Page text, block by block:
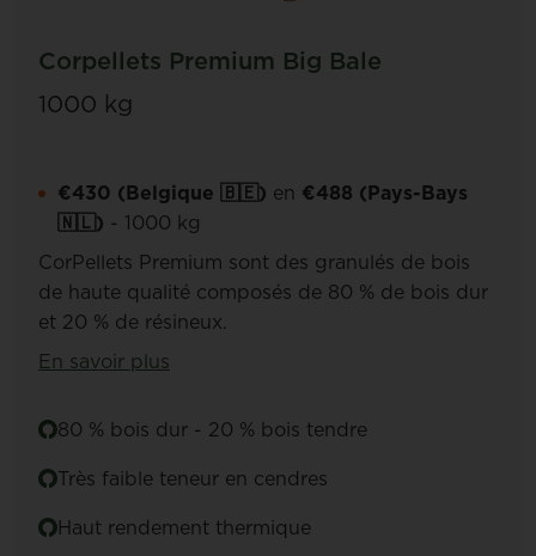
Corpellets Premium Big Bale
1000 kg
€430 (Belgique 🇧🇪) en €488 (Pays-Bays
🇳🇱) - 1000 kg
CorPellets Premium sont des granulés de bois
de haute qualité composés de 80 % de bois dur
et 20 % de résineux.
En savoir plus
80 % bois dur - 20 % bois tendre
Très faible teneur en cendres
Haut rendement thermique